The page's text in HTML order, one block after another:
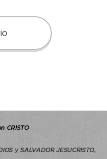
CRISTO
y SALVADOR JESUCRISTO,